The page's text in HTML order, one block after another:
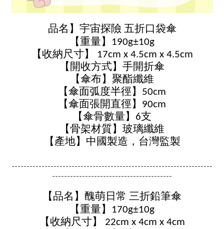
品名】宇宙探險 五折口袋傘
【重量】190g±10g
【收納尺寸】 17cm x 4.5cm x 4.5cm
【開收方式】手開折傘
【傘布】聚酯纖維
【傘面弧度半徑】50cm
【傘面張開直徑】90cm
【傘骨數量】6支
【骨架材質】玻璃纖維
【產地】中國製造，台灣監製
-------------------------------------------------------------------
----------------------------------------
【品名】醜萌日常 三折鉛筆傘
【重量】170g±10g
【收納尺寸】 22cm x 4cm x 4cm